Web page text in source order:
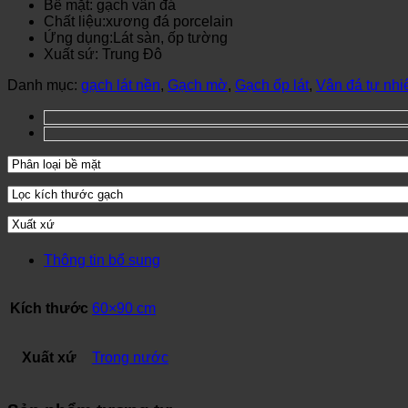
Bề mặt: gạch vân đá
Chất liệu:xương đá porcelain
Ứng dụng:Lát sàn, ốp tường
Xuất sứ: Trung Đô
Danh mục: gạch lát nền, Gạch mờ, Gạch ốp lát, Vân đá tự
Thông tin bổ sung
Kích thước 60×90 cm
Xuất xứ Trong nước